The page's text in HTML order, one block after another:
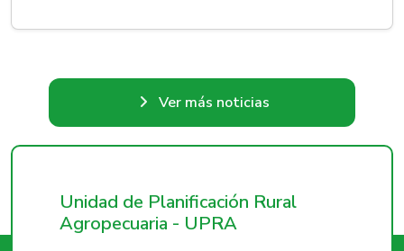
Ver más noticias
Unidad de Planificación Rural
Agropecuaria - UPRA